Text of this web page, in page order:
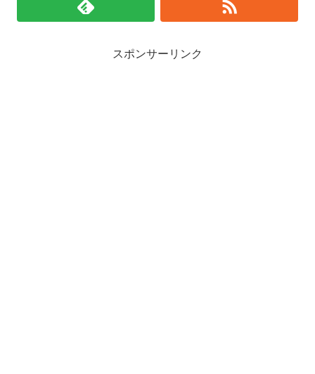
スポンサーリンク